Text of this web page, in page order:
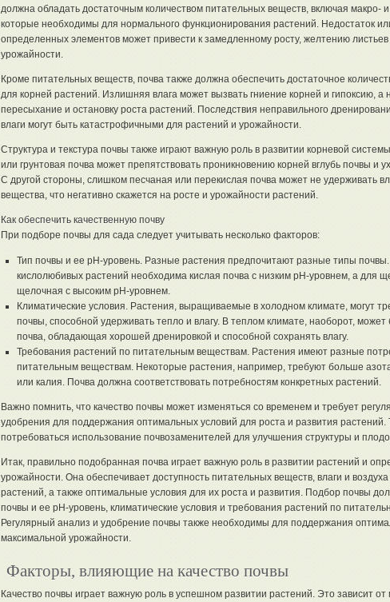
должна обладать достаточным количеством питательных веществ, включая макро-
которые необходимы для нормального функционирования растений. Недостаток
определенных элементов может привести к замедленному росту, желтению
урожайности.
Кроме питательных веществ, почва также должна обеспечить достаточное
для корней растений. Излишняя влага может вызвать гниение корней и гипоксию, а
пересыхание и остановку роста растений. Последствия неправильного
влаги могут быть катастрофичными для растений и урожайности.
Структура и текстура почвы также играют важную роль в развитии корневой
или грунтовая почва может препятствовать проникновению корней вглубь почвы и
С другой стороны, слишком песчаная или перекислая почва может не удерживать
вещества, что негативно скажется на росте и урожайности растений.
Как обеспечить качественную почву
При подборе почвы для сада следует учитывать несколько факторов:
Тип почвы и ее pH-уровень. Разные растения предпочитают разные типы
кислолюбивых растений необходима кислая почва с низким pH-уровнем, а для
щелочная с высоким pH-уровнем.
Климатические условия. Растения, выращиваемые в холодном климате, могут
почвы, способной удерживать тепло и влагу. В теплом климате, наоборот,
почва, обладающая хорошей дренировкой и способной сохранять влагу.
Требования растений по питательным веществам. Растения имеют разные
питательным веществам. Некоторые растения, например, требуют больше
или калия. Почва должна соответствовать потребностям конкретных растений.
Важно помнить, что качество почвы может изменяться со временем и требует
удобрения для поддержания оптимальных условий для роста и развития растений.
потребоваться использование почвозаменителей для улучшения структуры и
Итак, правильно подобранная почва играет важную роль в развитии растений и
урожайности. Она обеспечивает доступность питательных веществ, влаги и
растений, а также оптимальные условия для их роста и развития. Подбор почвы
почвы и ее pH-уровень, климатические условия и требования растений по
Регулярный анализ и удобрение почвы также необходимы для поддержания
максимальной урожайности.
Факторы, влияющие на качество почвы
Качество почвы играет важную роль в успешном развитии растений. Это зависит